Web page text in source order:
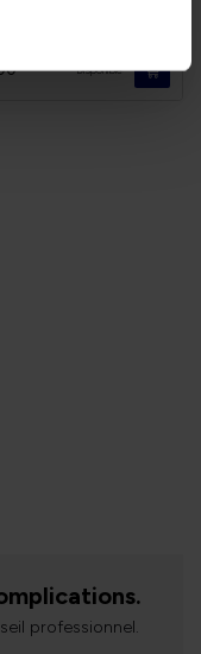
Disponible
professionnel.